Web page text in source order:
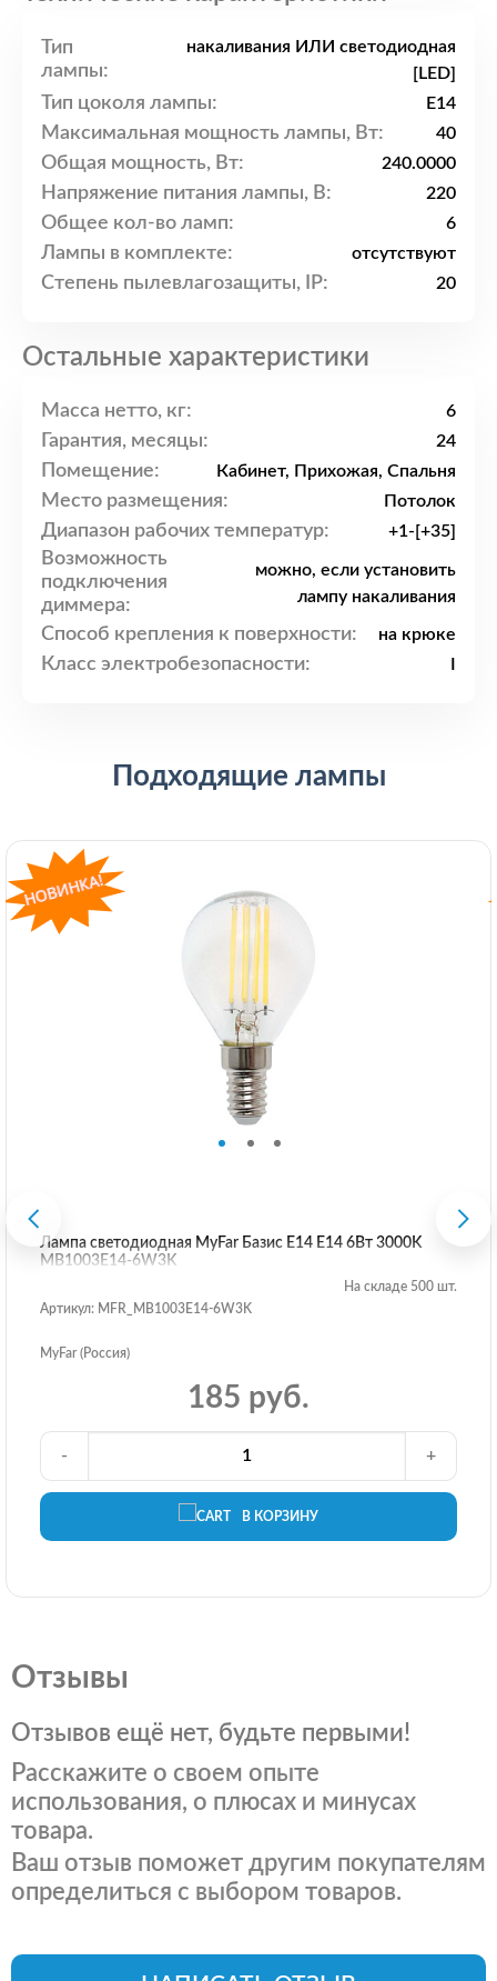
Тип
лампы:
накаливания ИЛИ светодиодная
[LED]
Тип цоколя лампы: E14
Максимальная мощность лампы, Вт: 40
Общая мощность, Вт: 240.0000
Напряжение питания лампы, В: 220
Общее кол-во ламп: 6
Лампы в комплекте: отсутствуют
Степень пылевлагозащиты, IP: 20
Остальные характеристики
Масса нетто, кг: 6
Гарантия, месяцы: 24
Помещение: Кабинет, Прихожая, Спальня
Место размещения: Потолок
Диапазон рабочих температур: +1-[+35]
Возможность
подключения
диммера:
можно, если установить
лампу накаливания
Способ крепления к поверхности: на крюке
Класс электробезопасности:
Подходящие лампы
Лампа светодиодная MyFar Базис E14 E14 6Вт 3000K
MB1003E14-6W3K
На складе 500 шт.
Артикул: MFR_MB1003E14-6W3K
MyFar (Россия)
185 руб.
В КОРЗИНУ
- +
Отзывы
Отзывов ещё нет, будьте первыми!
Расскажите о своем опыте
использования, о плюсах и минусах
товара.
Ваш отзыв поможет другим покупателям
определиться с выбором товаров.